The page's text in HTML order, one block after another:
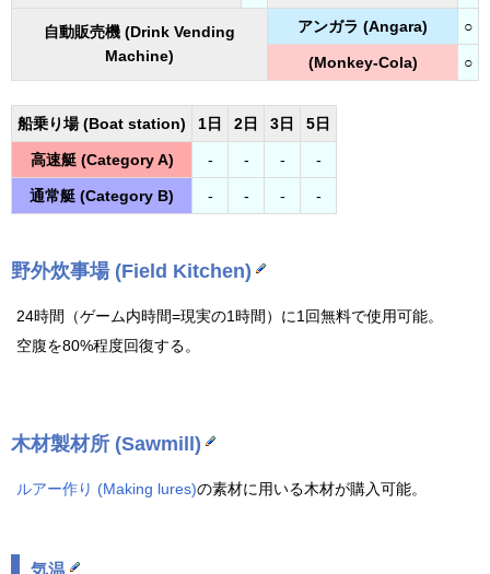
自動販売機 (Drink Vending
Machine)
アンガラ (Angara) ○
(Monkey-Cola) ○
船乗り場 (Boat station) 1日 2日 3日 5日
高速艇 (Category A) - - - -
通常艇 (Category B) - - - -
野外炊事場 (Field Kitchen)
24時間（ゲーム内時間=現実の1時間）に1回無料で使用可能。
空腹を80%程度回復する。
木材製材所 (Sawmill)
ルアー作り (Making lures)の素材に用いる木材が購入可能。